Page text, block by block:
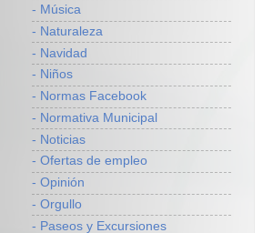
- Música
- Naturaleza
- Navidad
- Niños
- Normas Facebook
- Normativa Municipal
- Noticias
- Ofertas de empleo
- Opinión
- Orgullo
- Paseos y Excursiones